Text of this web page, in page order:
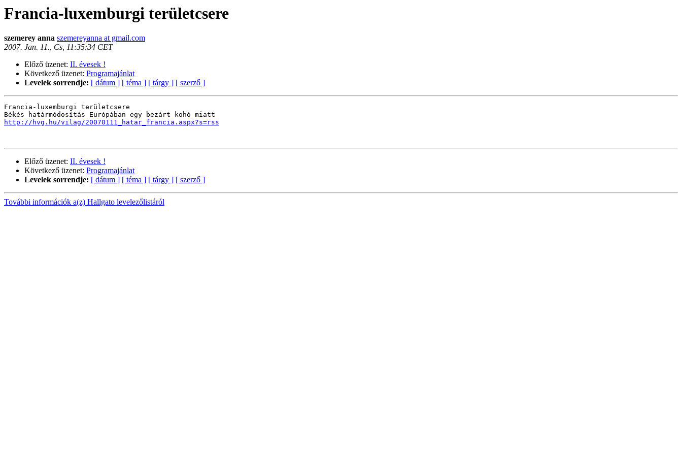
Francia-luxemburgi területcsere
szemerey anna szemereyanna at gmail.com
2007. Jan. 11., Cs, 11:35:34 CET
Előző üzenet: II. évesek !
Következő üzenet: Programajánlat
Levelek sorrendje: [ dátum ] [ téma ] [ tárgy ] [ szerző ]
Francia-luxemburgi területcsere
http://hvg.hu/vilag/20070111_hatar_francia.aspx?s=rss
Előző üzenet: II. évesek !
Következő üzenet: Programajánlat
Levelek sorrendje: [ dátum ] [ téma ] [ tárgy ] [ szerző ]
További információk a(z) Hallgato levelezőlistáról